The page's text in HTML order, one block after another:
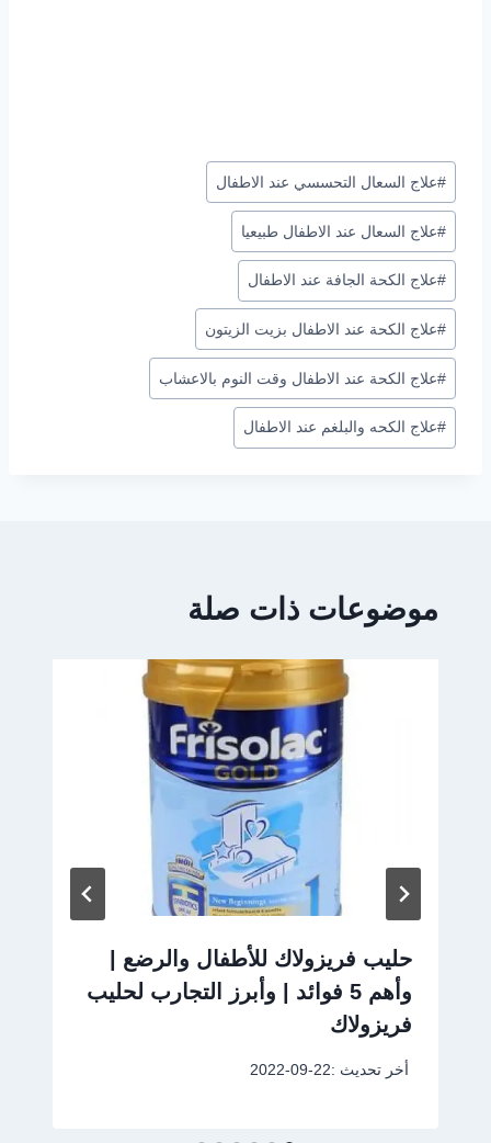
وسوم
المقال:
#علاج السعال التحسسي عند الاطفال
#علاج السعال عند الاطفال طبيعيا
#علاج الكحة الجافة عند الاطفال
#علاج الكحة عند الاطفال بزيت الزيتون
#علاج الكحة عند الاطفال وقت النوم بالاعشاب
#علاج الكحه والبلغم عند الاطفال
موضوعات ذات صلة
حليب فريزولاك للأطفال والرضع |
وأهم 5 فوائد | وأبرز التجارب لحليب
فريزولاك
أخر تحديث :2022-09-22